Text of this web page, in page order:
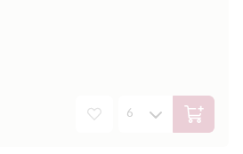
In den